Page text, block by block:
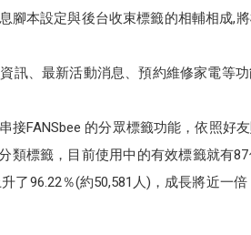
腳本設定與後台收束標籤的相輔相成,
訊、最新活動消息、預約維修家電等
FANSbee 的分眾標籤功能，依照好
類標籤，目前使用中的有效標籤就有
了96.22％(約50,581人)，成長將近一